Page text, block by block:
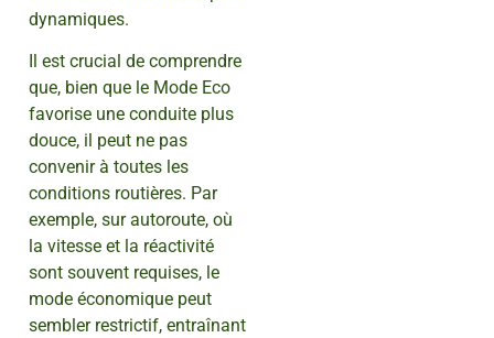
dynamiques.
Il est crucial de comprendre
que, bien que le Mode Eco
favorise une conduite plus
douce, il peut ne pas
convenir à toutes les
conditions routières. Par
exemple, sur autoroute, où
la vitesse et la réactivité
sont souvent requises, le
mode économique peut
sembler restrictif, entraînant